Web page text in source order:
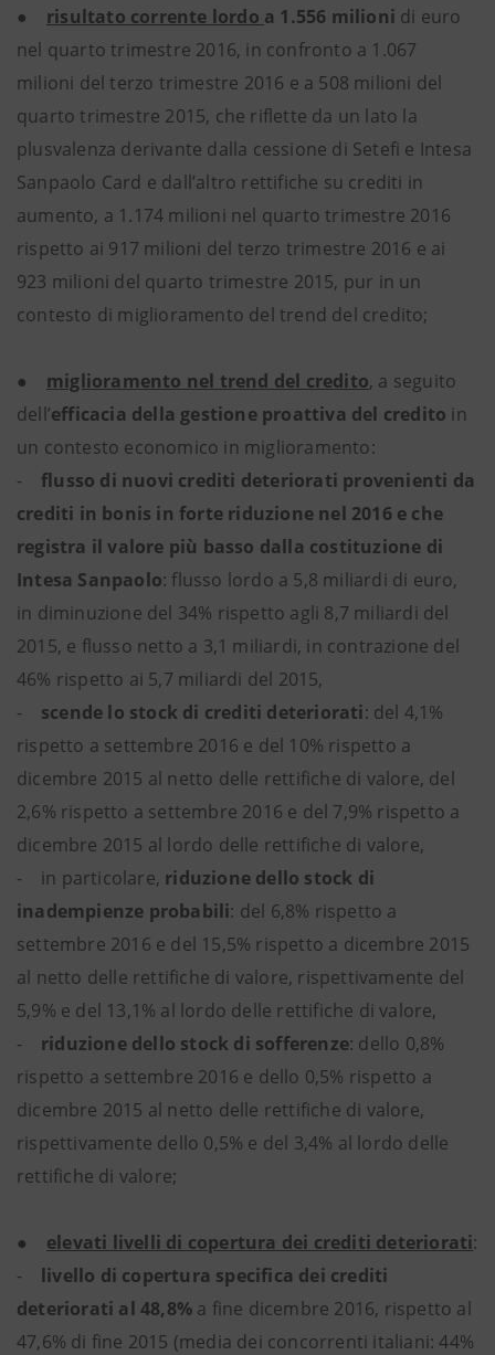
● risultato corrente lordo a 1.556 milioni di euro
nel quarto trimestre 2016, in confronto a 1.067
milioni del terzo trimestre 2016 e a 508 milioni del
quarto trimestre 2015, che riflette da un lato la
plusvalenza derivante dalla cessione di Setefi e Intesa
Sanpaolo Card e dall’altro rettifiche su crediti in
aumento, a 1.174 milioni nel quarto trimestre 2016
rispetto ai 917 milioni del terzo trimestre 2016 e ai
923 milioni del quarto trimestre 2015, pur in un
contesto di miglioramento del trend del credito;
● miglioramento nel trend del credito, a seguito
dell’efficacia della gestione proattiva del credito in
un contesto economico in miglioramento:
- flusso di nuovi crediti deteriorati provenienti da
crediti in bonis in forte riduzione nel 2016 e che
registra il valore più basso dalla costituzione di
Intesa Sanpaolo: flusso lordo a 5,8 miliardi di euro,
in diminuzione del 34% rispetto agli 8,7 miliardi del
2015, e flusso netto a 3,1 miliardi, in contrazione del
46% rispetto ai 5,7 miliardi del 2015,
- scende lo stock di crediti deteriorati: del 4,1%
rispetto a settembre 2016 e del 10% rispetto a
dicembre 2015 al netto delle rettifiche di valore, del
2,6% rispetto a settembre 2016 e del 7,9% rispetto a
dicembre 2015 al lordo delle rettifiche di valore,
- in particolare, riduzione dello stock di
inadempienze probabili: del 6,8% rispetto a
settembre 2016 e del 15,5% rispetto a dicembre 2015
al netto delle rettifiche di valore, rispettivamente del
5,9% e del 13,1% al lordo delle rettifiche di valore,
- riduzione dello stock di sofferenze: dello 0,8%
rispetto a settembre 2016 e dello 0,5% rispetto a
dicembre 2015 al netto delle rettifiche di valore,
rispettivamente dello 0,5% e del 3,4% al lordo delle
rettifiche di valore;
● elevati livelli di copertura dei crediti deteriorati:
- livello di copertura specifica dei crediti
deteriorati al 48,8% a fine dicembre 2016, rispetto al
47,6% di fine 2015 (media dei concorrenti italiani: 44%